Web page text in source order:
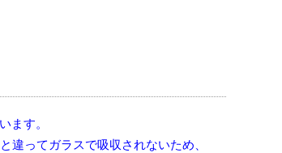
ます。
と違ってガラスで吸収されないため、